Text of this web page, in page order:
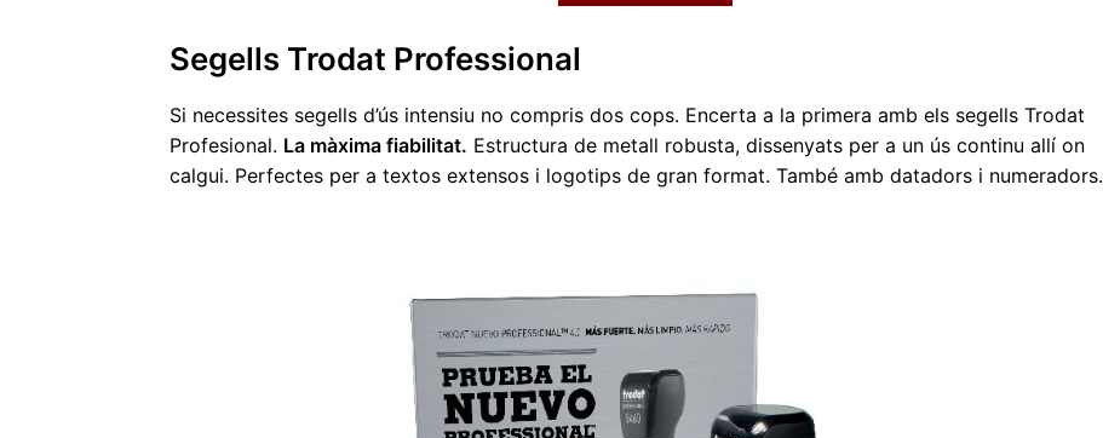
Segells Trodat Professional
Si necessites segells d’ús intensiu no compris dos cops. Encerta a la primera amb els segells Trodat
Profesional. La màxima fiabilitat. Estructura de metall robusta, dissenyats per a un ús continu allí on
calgui. Perfectes per a textos extensos i logotips de gran format. També amb datadors i numeradors.